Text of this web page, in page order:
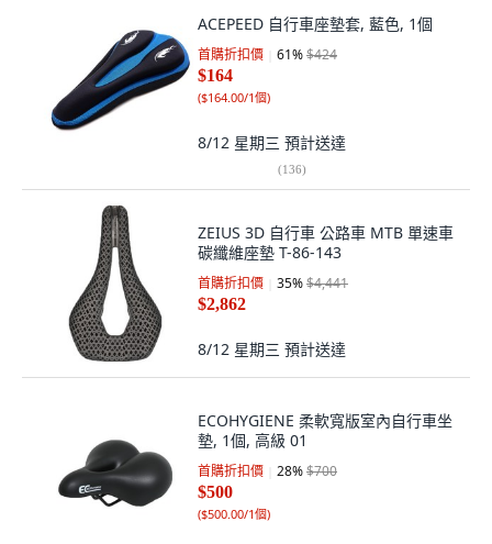
ACEPEED 自行車座墊套, 藍色, 1個
首購折扣價 61%$424
$164
($164.00/1個)
8/12 星期三 預計送達
(136)
ZEIUS 3D 自行車 公路車 MTB 單速車
碳纖維座墊 T-86-143
首購折扣價 35%$4,441
$2,862
8/12 星期三 預計送達
ECOHYGIENE 柔軟寬版室內自行車坐
墊, 1個, 高級 01
首購折扣價 28%$700
$500
($500.00/1個)